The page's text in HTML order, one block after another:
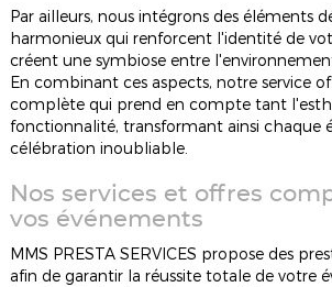
Par ailleurs, nous intégrons des éléments
harmonieux qui renforcent l'identité de
créent une symbiose entre
En combinant ces aspects, notre service
complète qui prend en compte tant
fonctionnalité, transformant ainsi chaque
célébration inoubliable.
Nos services et offres
vos événements
MMS PRESTA SERVICES propose des
afin de garantir la réussite totale de votre